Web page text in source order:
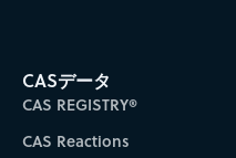
CASデータ
CAS REGISTRY®
CAS Reactions